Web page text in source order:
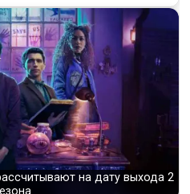
на дату выхода 2